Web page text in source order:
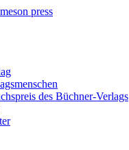
des Büchner-Verlags